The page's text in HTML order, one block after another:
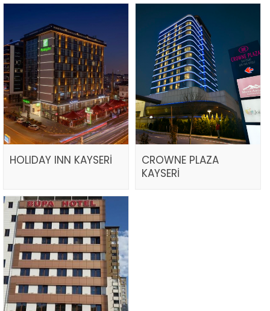
HOLIDAY INN KAYSERİ
CROWNE PLAZA
KAYSERİ